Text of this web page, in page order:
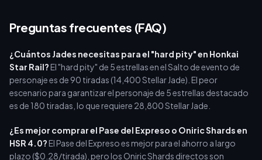
Preguntas frecuentes (FAQ)
¿Cuántos Jades necesitas para el "hard pity" en Honkai
Star Rail?El "hard pity" de 5 estrellas en el Salto de evento de
personaje es de 90 tiradas (14,400 Stellar Jade). El peor
escenario para garantizar el personaje de 5 estrellas destacado
es de 180 tiradas, lo que requiere 28,800 Stellar Jade.
¿Es mejor comprar el Pase del Expreso o Oniric Shards en
HSR 4.0?El Pase del Expreso es mejor para el ahorro a largo
plazo ($0.28/tirada), pero los Oniric Shards directos son